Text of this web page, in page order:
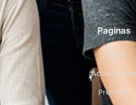
Paginas
Equipo
Actividades
Premios